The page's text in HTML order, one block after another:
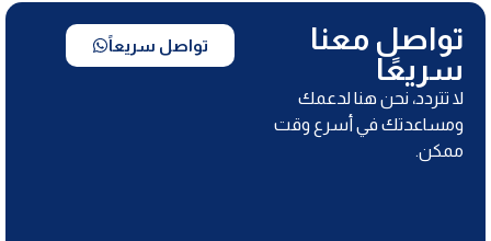
تواصل معنا
سريعًا
لا تتردد، نحن هنا لدعمك
ومساعدتك في أسرع وقت
ممكن.
تواصل سريعاً